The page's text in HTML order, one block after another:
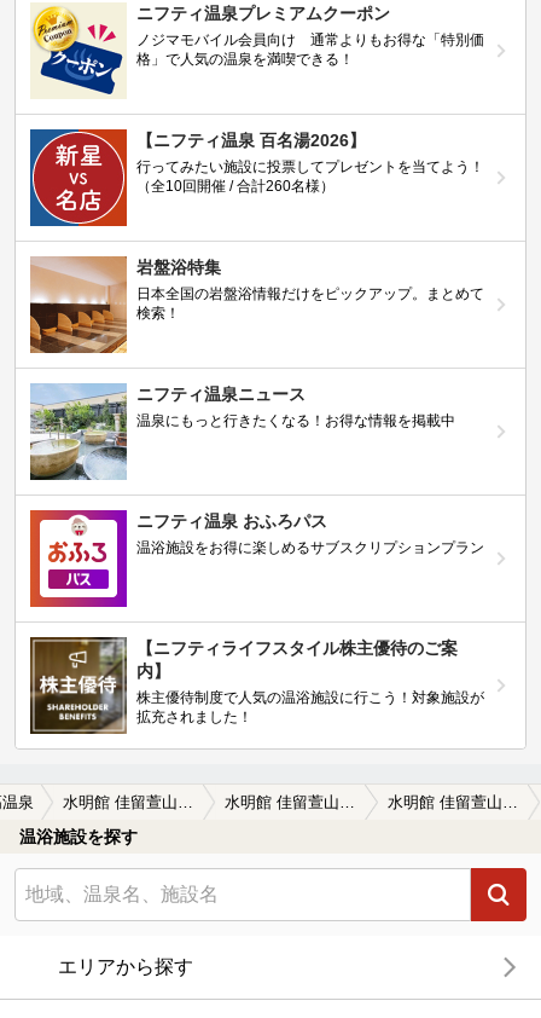
ニフティ温泉プレミアムクーポン
ノジマモバイル会員向け 通常よりもお得な「特別価
格」で人気の温泉を満喫できる！
【ニフティ温泉 百名湯2026】
行ってみたい施設に投票してプレゼントを当てよう！
（全10回開催 / 合計260名様）
岩盤浴特集
日本全国の岩盤浴情報だけをピックアップ。まとめて
検索！
ニフティ温泉ニュース
温泉にもっと行きたくなる！お得な情報を掲載中
ニフティ温泉 おふろパス
温浴施設をお得に楽しめるサブスクリプションプラン
【ニフティライフスタイル株主優待のご案
内】
株主優待制度で人気の温浴施設に行こう！対象施設が
拡充されました！
泉
温浴施設を探す
エリアから探す